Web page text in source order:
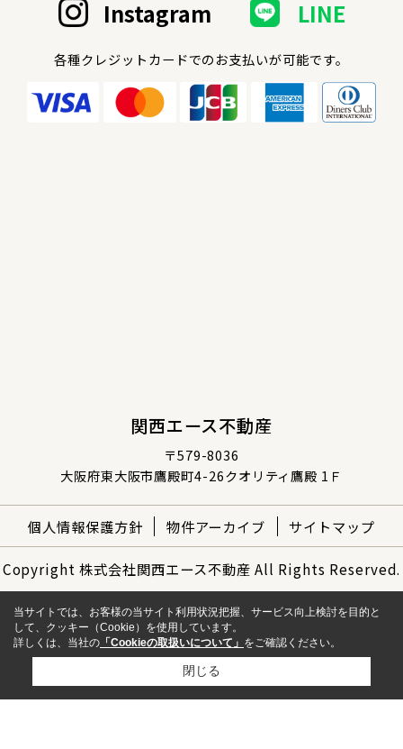
Instagram LINE
各種クレジットカードでのお支払いが可能です。
関西エース不動産
〒579-8036
大阪府東大阪市鷹殿町4-26クオリティ鷹殿 1Ｆ
個人情報保護方針 物件アーカイブ サイトマップ
Copyright 株式会社関西エース不動産 All Rights Reserved.
当サイトでは、お客様の当サイト利用状況把握、サービス向上検討を目的と
して、クッキー（Cookie）を使用しています。
詳しくは、当社の 「Cookieの取扱いについて」 をご確認ください。
閉じる